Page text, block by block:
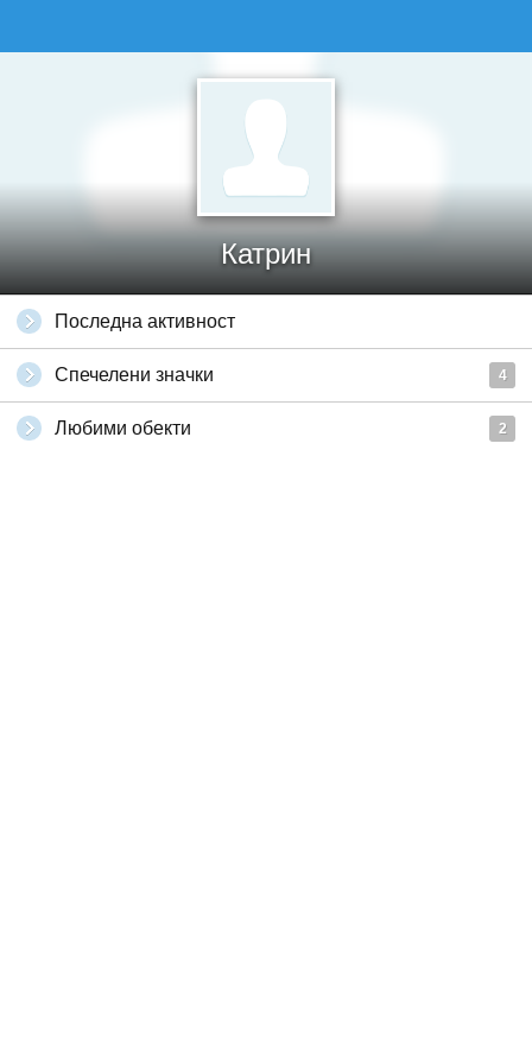
Катрин
Последна активност
Спечелени значки 4
Любими обекти 2